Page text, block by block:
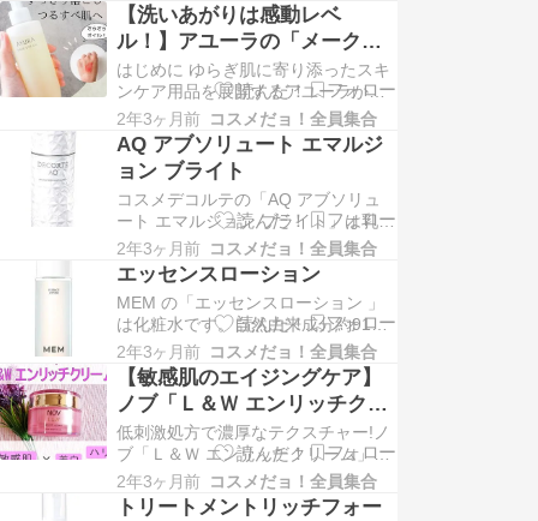
【洗いあがりは感動レベ
ル！】アユーラの「メークオ
フオイルα」を試してみた！
はじめに ゆらぎ肌に寄り添ったスキ
ンケア用品を展開するアユーラから
誕生した「メークオフオイルα」は、
肌なじみが良く、べたつきやつっぱ
り感を感じないオイルクレンジング
を実現したメークオフオイルです。
30代も後半に入りゆらぎがちになっ
た肌。 「メイクが落ちればいい」と
思ってクレンジ…
2年3ヶ月前 コスメだョ！全員集合
AQ アブソリュート エマルジ
ョン ブライト
コスメデコルテの「AQ アブソリュ
ート エマルジョン ブライト」は乳液
です。一般的に乳液は化粧水の後に
使用しますが、「AQ アブソリュー
ト エマルジョン ブライト」はなんと
化粧水の前に使用する先行乳液。お
手入れの一番最初に使うことで3つの
効果が期待できますよ♪ The post …
2年3ヶ月前 コスメだョ！全員集合
エッセンスローション
MEM の「エッセンスローション 」
は化粧水です。自然由来成分約91パ
ーセントでできていて、合成着色
料・合成香料・鉱物油・動物性原
料・パラベン・アルコールの6つの成
分がフリー。「エッセンスローショ
ン 」には23種類の美容液成分が含ま
れており、セラミドはなんと5種類も
配合！ゆらぎが…
2年3ヶ月前 コスメだョ！全員集合
【敏感肌のエイジングケア】
ノブ「Ｌ＆Ｗ エンリッチクリ
ーム」でハリ×美白×保湿
低刺激処方で濃厚なテクスチャー!ノ
ブ「Ｌ＆Ｗ エンリッチクリーム」と
は ノブの「Ｌ＆Ｗ エンリッチクリー
ム」はクリームです。 敏感肌でも使
2年3ヶ月前 コスメだョ！全員集合
トリートメントリッチフォー